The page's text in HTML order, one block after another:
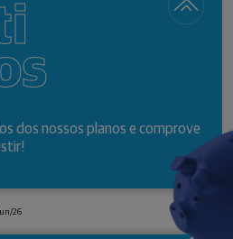
dos nossos planos e comprove
26